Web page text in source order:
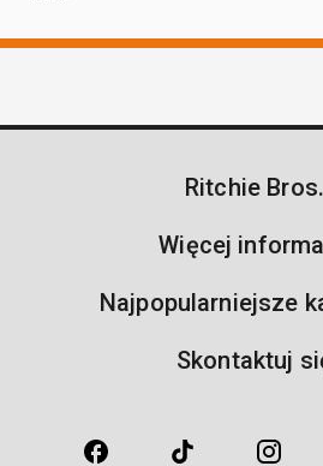
Ritchie Bros.
Więcej
Najpopularniejsze
Skontaktuj